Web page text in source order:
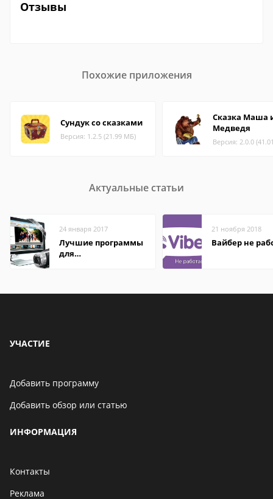
Отзывы
Похожие приложения
Сундук со сказками
Версия: 1.2.5 (21.99 МБ)
Сказка Маша
Медведя
Версия: 2.0.0
Актуальные статьи
24 января 2017
Лучшие программы
для
21 ноября 2018
Вайбер не
УЧАСТИЕ
Добавить программу
Добавить обзор или статью
ИНФОРМАЦИЯ
Контакты
Реклама